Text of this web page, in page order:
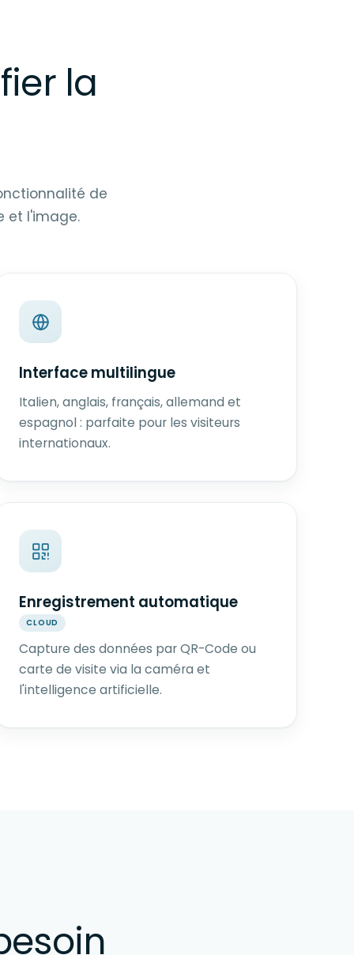
la
de
et l'image.
Interface multilingue
Italien, anglais, français, allemand et
espagnol : parfaite pour les visiteurs
internationaux.
Enregistrement automatique
CLOUD
Capture des données par QR-Code ou
carte de visite via la caméra et
l'intelligence artificielle.